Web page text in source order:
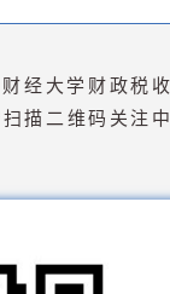
经大学财政税
描二维码关注